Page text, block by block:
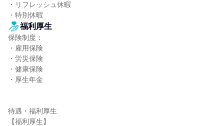
・リフレッシュ休暇
・特別休暇
福利厚生
保険制度：
・雇用保険
・労災保険
・健康保険
・厚生年金
待遇・福利厚生
【福利厚生】